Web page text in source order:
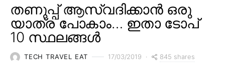
തണുപ്പ് ആസ്വദിക്കാൻ ഒരു
യാത്ര പോകാം… ഇതാ ടോപ്
10 സ്ഥലങ്ങൾ
TECH TRAVEL EAT 17/03/2019 845 shares